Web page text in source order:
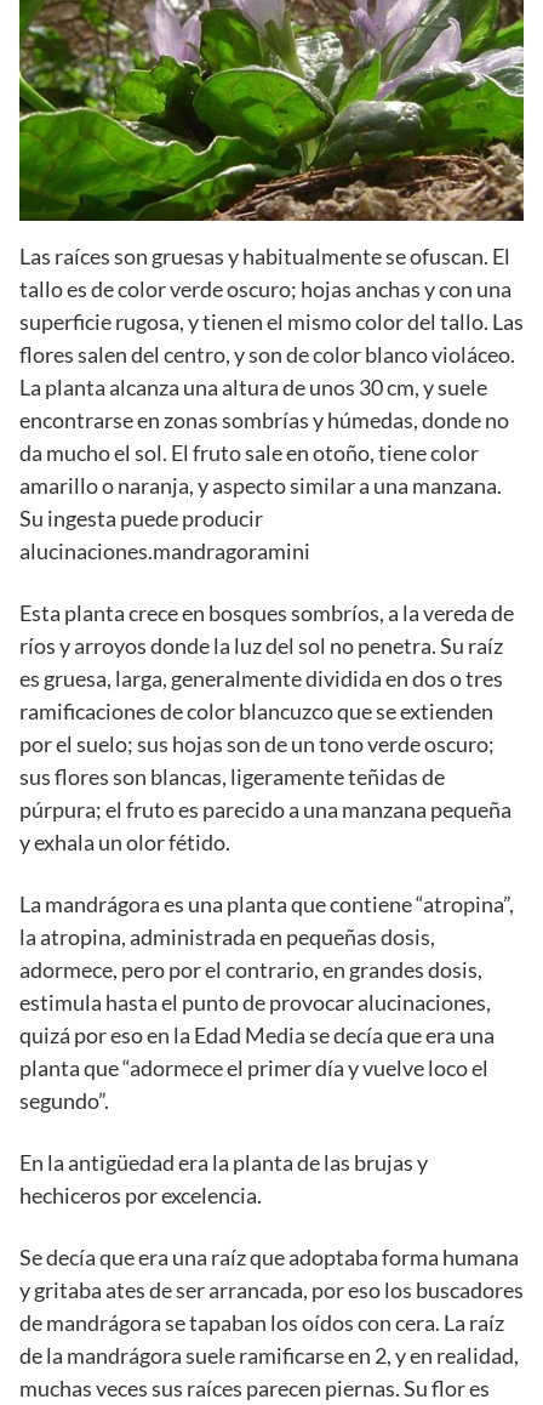
Las raíces son gruesas y habitualmente se ofuscan. El
tallo es de color verde oscuro; hojas anchas y con una
superficie rugosa, y tienen el mismo color del tallo. Las
flores salen del centro, y son de color blanco violáceo.
La planta alcanza una altura de unos 30 cm, y suele
encontrarse en zonas sombrías y húmedas, donde no
da mucho el sol. El fruto sale en otoño, tiene color
amarillo o naranja, y aspecto similar a una manzana.
Su ingesta puede producir
alucinaciones.mandragoramini
Esta planta crece en bosques sombríos, a la vereda de
ríos y arroyos donde la luz del sol no penetra. Su raíz
es gruesa, larga, generalmente dividida en dos o tres
ramificaciones de color blancuzco que se extienden
por el suelo; sus hojas son de un tono verde oscuro;
sus flores son blancas, ligeramente teñidas de
púrpura; el fruto es parecido a una manzana pequeña
y exhala un olor fétido.
La mandrágora es una planta que contiene “atropina”,
la atropina, administrada en pequeñas dosis,
adormece, pero por el contrario, en grandes dosis,
estimula hasta el punto de provocar alucinaciones,
quizá por eso en la Edad Media se decía que era una
planta que “adormece el primer día y vuelve loco el
segundo”.
En la antigüedad era la planta de las brujas y
hechiceros por excelencia.
Se decía que era una raíz que adoptaba forma humana
y gritaba ates de ser arrancada, por eso los buscadores
de mandrágora se tapaban los oídos con cera. La raíz
de la mandrágora suele ramificarse en 2, y en realidad,
muchas veces sus raíces parecen piernas. Su flor es